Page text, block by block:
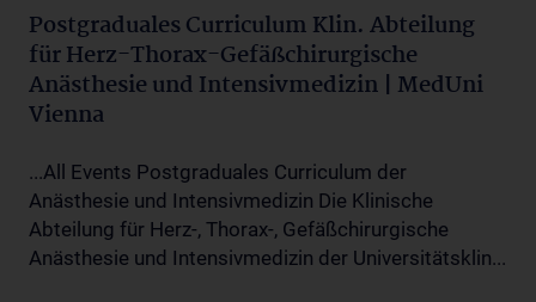
Postgraduales Curriculum Klin. Abteilung
für Herz-Thorax-Gefäßchirurgische
Anästhesie und Intensivmedizin | MedUni
Vienna
...All Events Postgraduales Curriculum der
Anästhesie und Intensivmedizin Die Klinische
Abteilung für Herz-, Thorax-, Gefäßchirurgische
Anästhesie und Intensivmedizin der Universitätsklin...